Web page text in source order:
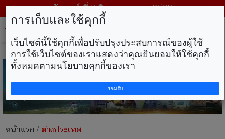
วันศุกร์ ที่ 7 สิงหาคม พ.ศ. 2569
หน้าแรก/ต่างประเทศ
การเก็บและใช้คุกกี้
เว็บไซต์นี้ใช้คุกกี้เพื่อปรับปรุงประสบการณ์ของผู้ใช้
การใช้เว็บไซต์ของเราแสดงว่าคุณยินยอมให้ใช้คุกกี้
ทั้งหมดตามนโยบายคุกกี้ของเรา
ยอมรับ